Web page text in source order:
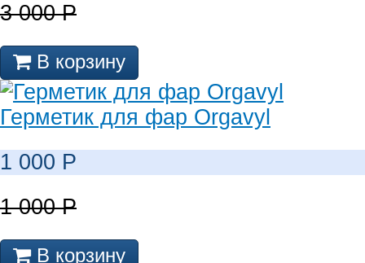
3 000Р
В корзину
Герметик для фар Orgavyl
1 000 Р
1 000Р
В корзину